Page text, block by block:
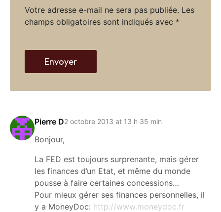
Pierre D2 octobre 2013 at 13 h 35 min
Bonjour,
La FED est toujours surprenante, mais gérer
les finances d’un Etat, et même du monde
pousse à faire certaines concessions…
Pour mieux gérer ses finances personnelles, il
y a MoneyDoc: http://www.moneydoc.fr
Votre adresse e-mail ne sera pas publiée. Les
champs obligatoires sont indiqués avec *
*
e
w
b
Envoyer